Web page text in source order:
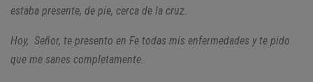
estaba presente, de pie, cerca de la cruz.
Hoy, Señor, te presento en Fe todas mis enfermedades y te pido
que me sanes completamente.